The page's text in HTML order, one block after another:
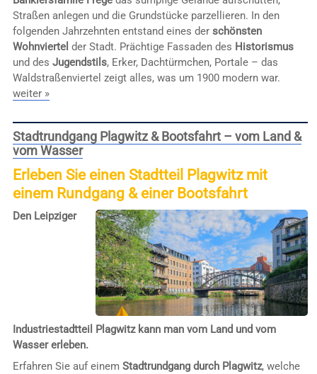
Straßen anlegen und die Grundstücke parzellieren. In den
folgenden Jahrzehnten entstand eines der schönsten
Wohnviertel der Stadt. Prächtige Fassaden des Historismus
und des Jugendstils, Erker, Dachtürmchen, Portale – das
Waldstraßenviertel zeigt alles, was um 1900 modern war.
weiter »
Stadtrundgang Plagwitz & Bootsfahrt – vom Land &
vom Wasser
Erleben Sie einen Stadtteil Plagwitz mit
einem Rundgang & einer Bootsfahrt
Den Leipziger
Industriestadtteil Plagwitz kann man vom Land und vom
Wasser erleben.
Erfahren Sie auf einem Stadtrundgang durch Plagwitz, welche